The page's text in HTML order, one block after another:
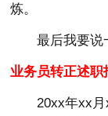
炼。
最后我要说
业务员转正述职
20xx年xx月